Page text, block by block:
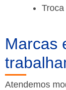
Marcas
Atendemos